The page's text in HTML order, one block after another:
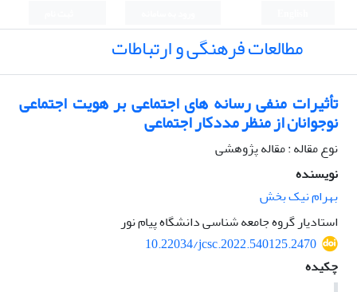
مطالعات فرهنگی و ارتباطات
تأثیرات منفی رسانه های اجتماعی بر هویت اجتماعی
نوجوانان از منظر مددکار اجتماعی
نوع مقاله : مقاله پژوهشی
نویسنده
بهرام نیک بخش
استادیار گروه جامعه شناسی دانشگاه پیام نور
10.22034/jcsc.2022.540125.2470
چکیده